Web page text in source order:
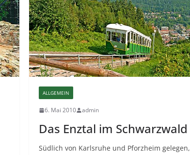
ALLGEMEIN
6. Mai 2010 admin
Das Enztal im Schwarzwald
Südlich von Karlsruhe und Pforzheim gelegen,